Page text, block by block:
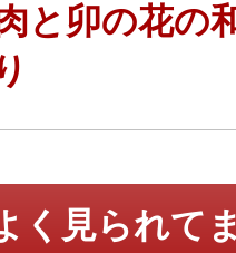
と卯の花の
く見られて